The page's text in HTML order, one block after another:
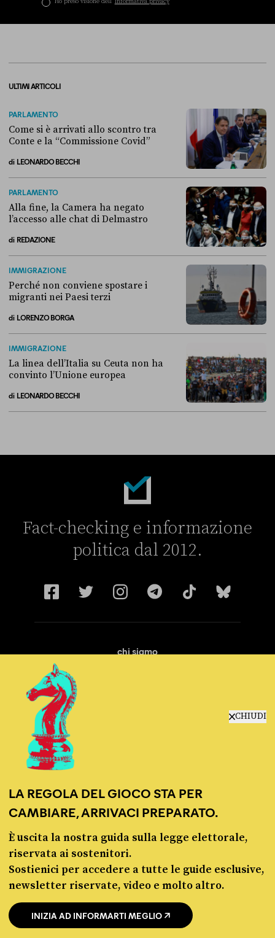
CHIUDI
LA REGOLA DEL GIOCO STA PER
CAMBIARE, ARRIVACI PREPARATO.
È uscita la nostra guida sulla legge elettorale,
riservata ai sostenitori.
Sostienici per accedere a tutte le guide esclusive,
newsletter riservate, video e molto altro.
INIZIA AD INFORMARTI MEGLIO
ULTIMI ARTICOLI
PARLAMENTO
Come si è arrivati allo scontro tra
Conte e la “Commissione Covid”
di LEONARDO BECCHI
PARLAMENTO
Alla fine, la Camera ha negato
l’accesso alle chat di Delmastro
di REDAZIONE
IMMIGRAZIONE
Perché non conviene spostare i
migranti nei Paesi terzi
di LORENZO BORGA
IMMIGRAZIONE
La linea dell’Italia su Ceuta non ha
convinto l’Unione europea
di LEONARDO BECCHI
Fact-checking e informazione
politica dal 2012.
chi siamo
© Pagella Politica 2012 - 2026
Pagella Politica è una testata registrata presso il Tribunale di Milano, n. 55 del 8
marzo 2021. ISSN 2974-9387
Privacy policy Cookie policy